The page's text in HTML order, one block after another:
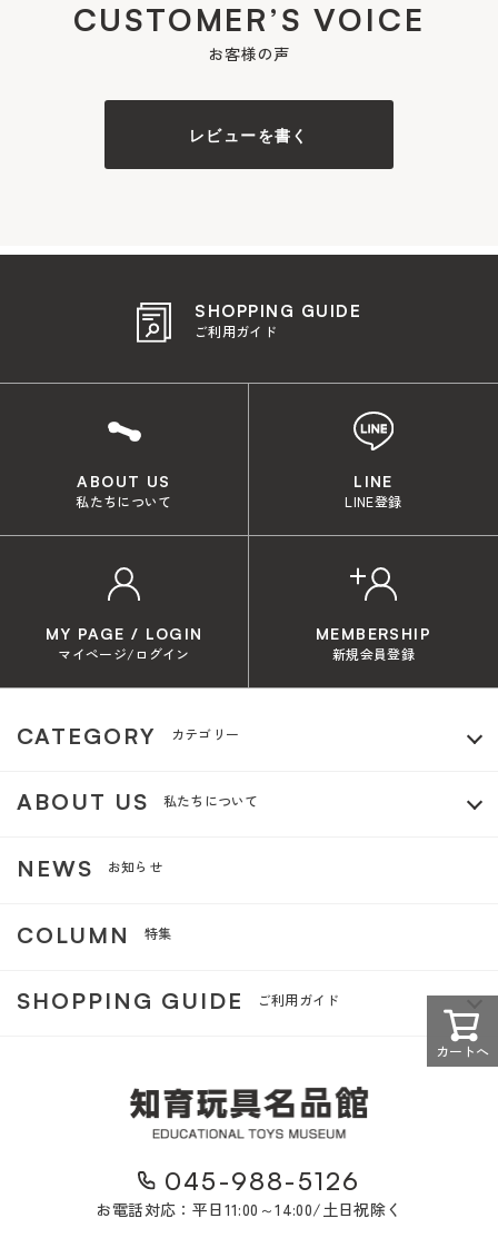
カートへ
CUSTOMER’S VOICE
お客様の声
レビューを書く
SHOPPING GUIDE
ご利用ガイド
ABOUT US
私たちについて
LINE
LINE登録
MY PAGE / LOGIN
マイページ/ログイン
MEMBERSHIP
新規会員登録
CATEGORY カテゴリー
ABOUT US 私たちについて
NEWS お知らせ
COLUMN 特集
SHOPPING GUIDE ご利用ガイド
045-988-5126
お電話対応：平日11:00～14:00/土日祝除く